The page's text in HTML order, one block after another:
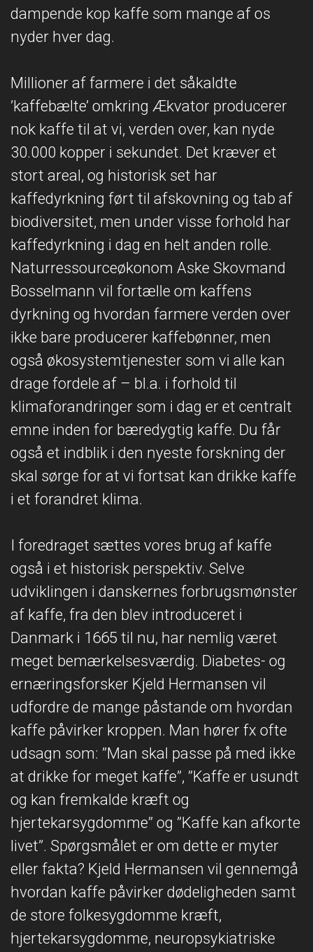
dampende kop kaffe som mange af os
nyder hver dag.
Millioner af farmere i det såkaldte
’kaffebælte’ omkring Ækvator producerer
nok kaffe til at vi, verden over, kan nyde
30.000 kopper i sekundet. Det kræver et
stort areal, og historisk set har
kaffedyrkning ført til afskovning og tab af
biodiversitet, men under visse forhold har
kaffedyrkning i dag en helt anden rolle.
Naturressourceøkonom Aske Skovmand
Bosselmann vil fortælle om kaffens
dyrkning og hvordan farmere verden over
ikke bare producerer kaffebønner, men
også økosystemtjenester som vi alle kan
drage fordele af – bl.a. i forhold til
klimaforandringer som i dag er et centralt
emne inden for bæredygtig kaffe. Du får
også et indblik i den nyeste forskning der
skal sørge for at vi fortsat kan drikke kaffe
i et forandret klima.
I foredraget sættes vores brug af kaffe
også i et historisk perspektiv. Selve
udviklingen i danskernes forbrugsmønster
af kaffe, fra den blev introduceret i
Danmark i 1665 til nu, har nemlig været
meget bemærkelsesværdig. Diabetes- og
ernæringsforsker Kjeld Hermansen vil
udfordre de mange påstande om hvordan
kaffe påvirker kroppen. Man hører fx ofte
udsagn som: ”Man skal passe på med ikke
at drikke for meget kaffe”, ”Kaffe er usundt
og kan fremkalde kræft og
hjertekarsygdomme” og ”Kaffe kan afkorte
livet”. Spørgsmålet er om dette er myter
eller fakta? Kjeld Hermansen vil gennemgå
hvordan kaffe påvirker dødeligheden samt
de store folkesygdomme kræft,
hjertekarsygdomme, neuropsykiatriske